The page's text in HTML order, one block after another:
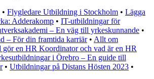
• Flygledare Utbildning i Stockholm • Lägga
Adderakomp • IT-utbildningar för
– En väg till yrkeskunnande •
– För din framtida karriär• Allt om
gör en HR Koordinator och vad är en HR
i Örebro – En guide till
• Utbildningar på Distans Hösten 2023 •